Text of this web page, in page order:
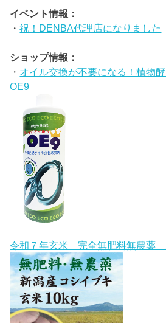
イベント情報：
・祝！DENBA代理店になりました
ショップ情報：
・ オイル交換が不要になる！植物
OE9
令和７年玄米 完全無肥料無農薬